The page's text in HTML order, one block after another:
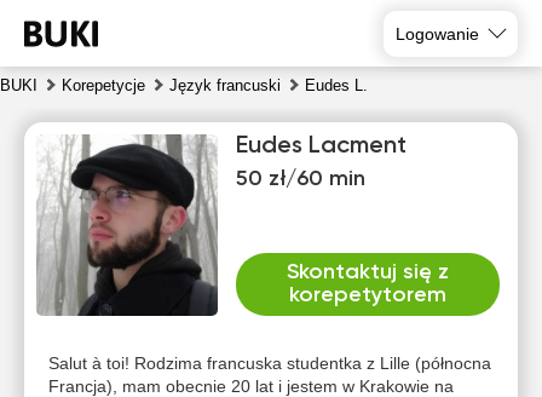
Logowanie
BUKI Korepetycje Język francuski Eudes L.
Eudes Lacment
50 zł/60 min
Skontaktuj się z
korepetytorem
Salut à toi! Rodzima francuska studentka z Lille (północna
Francja), mam obecnie 20 lat i jestem w Krakowie na
7
8
9
10
11
12